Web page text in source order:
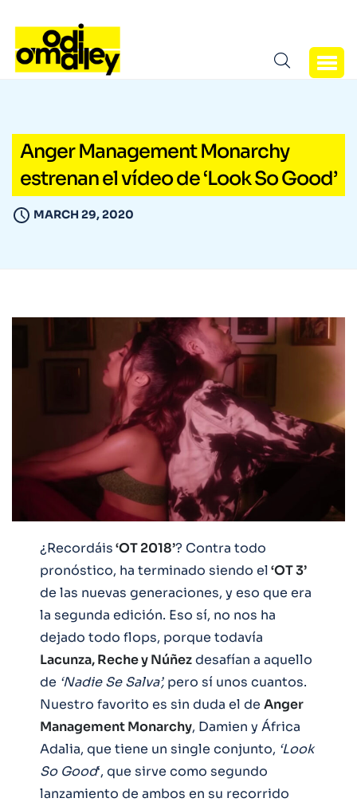
Anger Management Monarchy
estrenan el vídeo de ‘Look So Good’
MARCH 29, 2020
¿Recordáis‘OT 2018’? Contra todo
pronóstico, ha terminado siendo el‘OT 3’
de las nuevas generaciones, y eso que era
la segunda edición. Eso sí, no nos ha
dejado todo flops, porque todavía
Lacunza, Reche y Núñezdesafían a aquello
de ‘Nadie Se Salva’, pero sí unos cuantos.
Nuestro favorito es sin duda el de Anger
Management Monarchy, Damien y África
Adalia, que tiene un single conjunto, ‘Look
So Good‘, que sirve como segundo
lanzamiento de ambos en su recorrido